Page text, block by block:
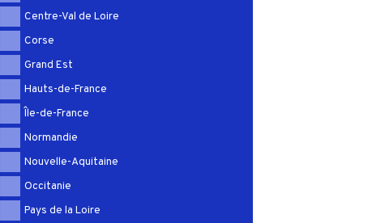
Centre-Val de Loire
Corse
Grand Est
Hauts-de-France
Île-de-France
Normandie
Nouvelle-Aquitaine
Occitanie
Pays de la Loire